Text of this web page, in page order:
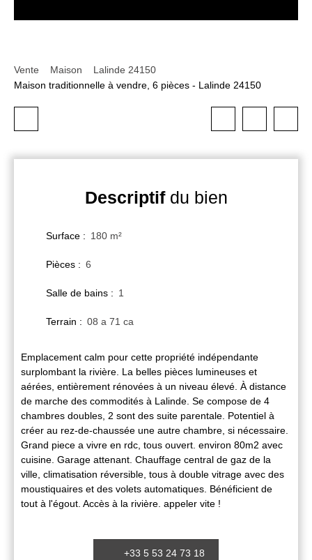
Vente Maison
Lalinde 24150
Maison traditionnelle à vendre, 6 pièces - Lalinde 24150
Descriptifdu bien
Surface : 180 m²
Pièces : 6
Salle de bains : 1
Terrain : 08 a 71 ca
Emplacement calm pour cette propriété indépendante
surplombant la rivière. La belles pièces lumineuses et
aérées, entièrement rénovées à un niveau élevé. À distance
de marche des commodités à Lalinde. Se compose de 4
chambres doubles, 2 sont des suite parentale. Potentiel à
créer au rez-de-chaussée une autre chambre, si nécessaire.
Grand piece a vivre en rdc, tous ouvert. environ 80m2 avec
cuisine. Garage attenant. Chauffage central de gaz de la
ville, climatisation réversible, tous à double vitrage avec des
moustiquaires et des volets automatiques. Bénéficient de
tout à l'égout. Accès à la rivière. appeler vite !
+33 5 53 24 73 18